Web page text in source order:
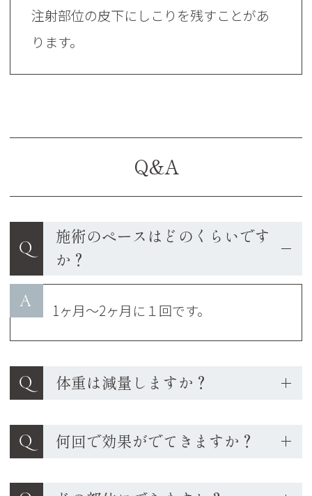
注射部位の皮下にしこりを残すことがあ
ります。
Q&A
Q
施術のペースはどのくらいです
か？
A 1ヶ月～2ヶ月に１回です。
Q 体重は減量しますか？
Q 何回で効果がでてきますか？